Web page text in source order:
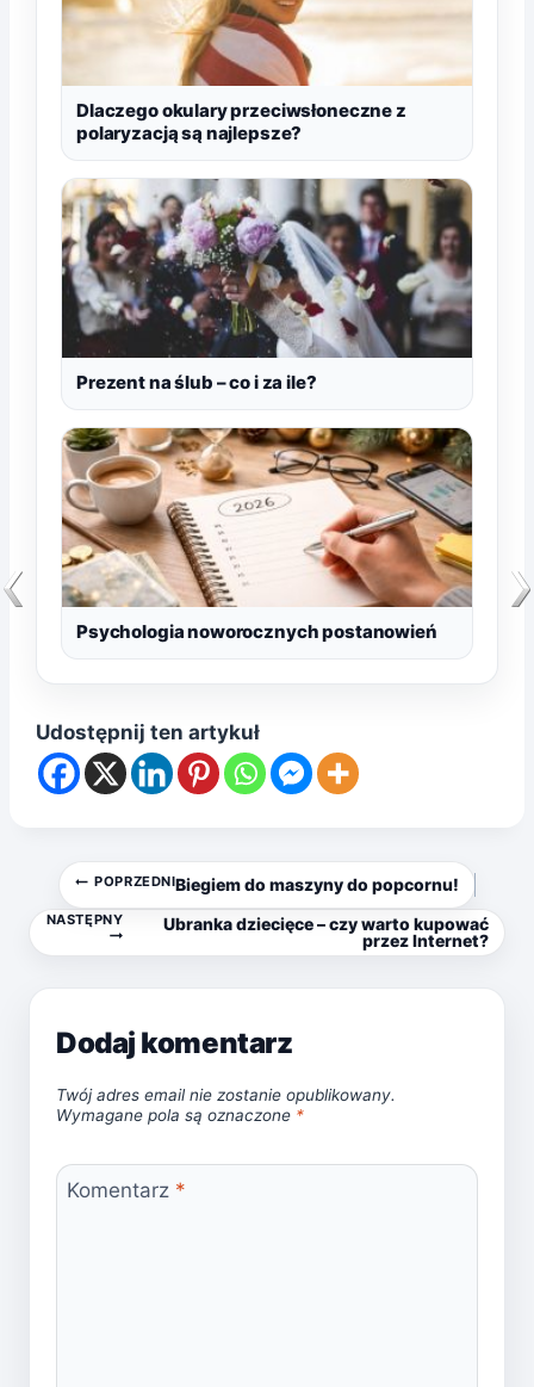
Dlaczego okulary przeciwsłoneczne z
polaryzacją są najlepsze?
Prezent na ślub – co i za ile?
Psychologia noworocznych postanowień
Udostępnij ten artykuł
Nawigacja
wpisu
POPRZEDNIBiegiem do maszyny do popcornu!
NASTĘPNY
Ubranka dziecięce – czy warto kupować
przez Internet?
Dodaj komentarz
Twój adres email nie zostanie opublikowany.
Wymagane pola są oznaczone *
Komentarz *